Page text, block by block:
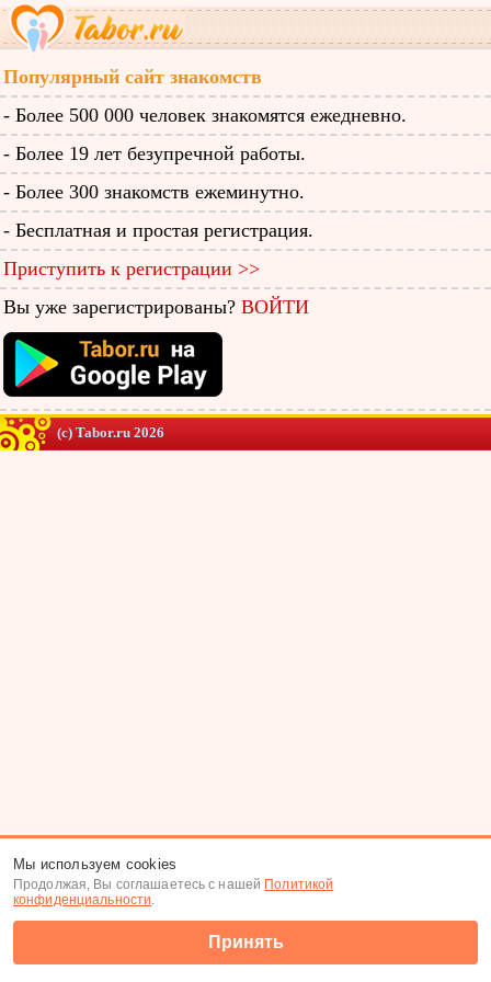
Популярный сайт знакомств
- Более 500 000 человек знакомятся ежедневно.
- Более 19 лет безупречной работы.
- Более 300 знакомств ежеминутно.
- Бесплатная и простая регистрация.
Приступить к регистрации >>
Вы уже зарегистрированы? ВОЙТИ
(c) Tabor.ru 2026
Мы используем cookies
Продолжая, Вы соглашаетесь с нашей Политикой
конфиденциальности.
Принять